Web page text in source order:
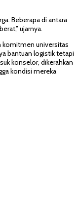
Beberapa di antara
ujarnya.
komitmen universitas
bantuan logistik tetapi
konselor, dikerahkan
kondisi mereka